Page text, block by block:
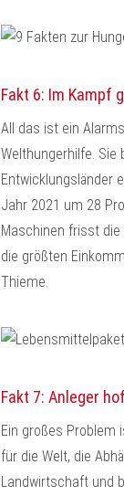
Fakt 6: Im Kampf
All das ist ein
Welthungerhilfe.
Entwicklungsländer
Jahr 2021 um 28
Maschinen frisst die
die größten
Thieme.
Fakt 7: Anleger
Ein großes Problem
für die Welt, die
Landwirtschaft und